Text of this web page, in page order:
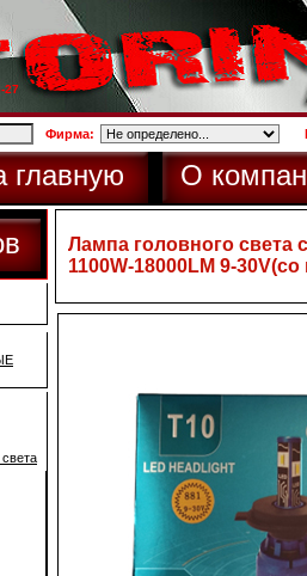
27
Фирма:
главную О
Лампа головного света
1100W-18000LM 9-